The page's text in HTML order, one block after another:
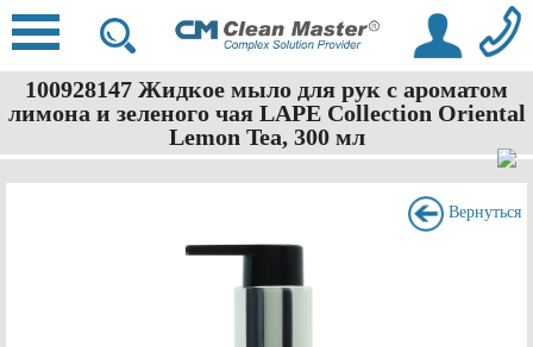
100928147 Жидкое мыло для рук с ароматом
лимона и зеленого чая LAPE Collection Oriental
Lemon Tea, 300 мл
Вернуться